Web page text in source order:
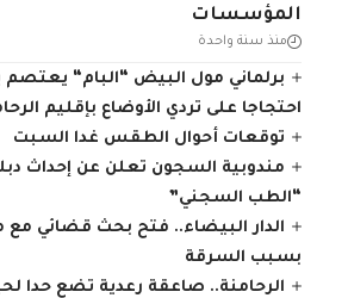
المؤسسات
منذ سنة واحدة
برلماني مول البيض “البام“ يعتصم
احتجاجا على تردي الأوضاع بإقليم
توقعات أحوال الطقس غدا السبت
مندوبية السجون تعلن عن إحداث
“الطب السجني”
الدار البيضاء.. فتح بحث قضائي
بسبب السرقة
الرحامنة.. صاعقة رعدية تضع حدا